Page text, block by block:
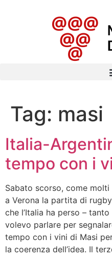
Tag: masi
Italia-
tempo con i
Sabato scorso, come
a Verona la partita di
che l’Italia ha perso –
volevo parlare per
tempo con i vini di Masi
la coerenza dell’idea. Il